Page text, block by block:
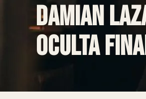
Damian
oculta